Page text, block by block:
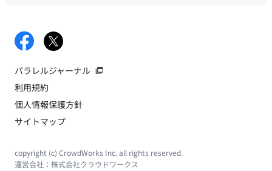
パラレルジャーナル
利用規約
個人情報保護方針
サイトマップ
copyright (c) CrowdWorks Inc. all rights reserved.
運営会社： 株式会社クラウドワークス